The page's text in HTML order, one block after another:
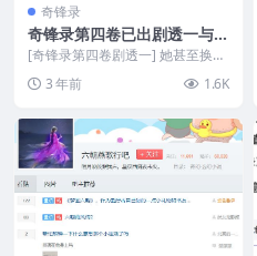
奇锋录
奇锋录第四卷已出剧透一与剧
透二
[奇锋录第四卷剧透一] 她甚至换了
裸足线条，脚背处...
3 年前 1.6K